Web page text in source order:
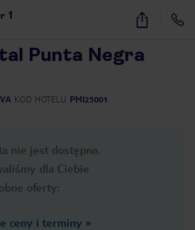
1 21
Punta Negra
KOD HOTELU PMI25001
nie jest dostępna.
dla Ciebie
oferty:
ceny i terminy »